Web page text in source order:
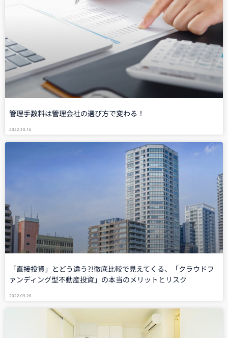
管理手数料は管理会社の選び方で変わる！
2022.10.16
「直接投資」とどう違う?!徹底比較で見えてくる、「クラウドフ
ァンディング型不動産投資」の本当のメリットとリスク
2022.09.26